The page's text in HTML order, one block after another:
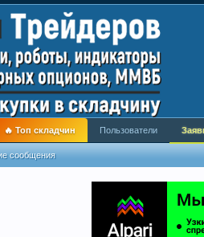
сообщения
🔥 Топ складчин Пользователи